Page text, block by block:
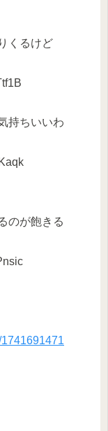
くるけど
持ちいいわ
のが飽きる